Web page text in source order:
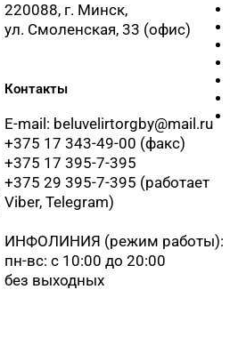
220088, г. Минск,
ул. Смоленская, 33 (офис)
Контакты
E-mail: beluvelirtorgby@mail.ru
+375 17 343-49-00 (факс)
+375 17 395-7-395
+375 29 395-7-395 (работает
Viber, Telegram)
ИНФОЛИНИЯ (режим работы):
пн-вс: с 10:00 до 20:00
без выходных